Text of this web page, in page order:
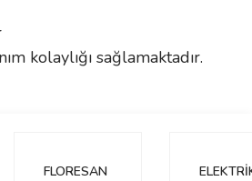
kolaylığı sağlamaktadır.
FLORESAN